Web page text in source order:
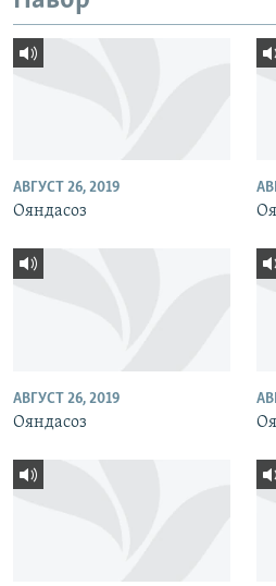
АВГУСТ 26, 2019
Ояндасоз
АВГУСТ 26, 2019
Ояндасоз